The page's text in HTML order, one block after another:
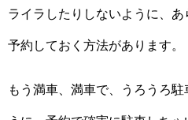
ライラしたりしないように、
予約しておく方法があります。
もう満車、満車で、うろうろ